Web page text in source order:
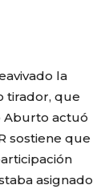
la
tirador, que
Aburto actuó
sostiene que
asignado